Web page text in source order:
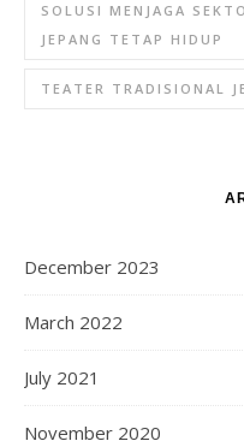
SOLUSI MENJAGA
JEPANG TETAP HIDUP
TEATER TRADISIONAL
December 2023
March 2022
July 2021
November 2020